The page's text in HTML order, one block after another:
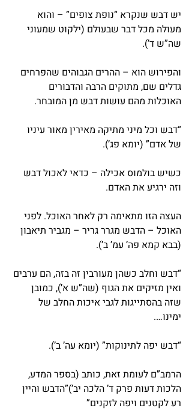
יש דבש שנקרא “נופת צופים” – והוא
מעולה מכל דבר שבעולם (ילקוט שמעוני
שה”ש ד’).
והפירוש הוא – ההרים הגבוהים שהפרחים
גדלים שם, מתוקים הרבה והדבורים
האוכלות מהם עושות דבש מן המובחר.
“דבש וכל מיני מתיקה מאירין מאור עיניו
של אדם” (יומא פג’).
כשיש בולמוס אכילה – כדאי לאכול דבש
וזה ירגיע את האדם.
העצה הזו מתאימה רק לאחר האוכל. לפני
האוכל – הדבש מגרר גריר – מגביר תיאבון
(בבא קמא פה’ עמ’ ב’).
“דבש וחלב כשהן מעורבין זה בזה, הם ערבים
ואין מזיקים את הגוף (שה”ש א’), כמובן
שזה בהסתייגות לגבי איכות החלב של
ימינו….
“דבש יפה לתינוקות” (יומא עה’ ב’).
הרמב”ם לעומת זאת, כותב (בספר המדע,
הלכות דעות פרק ד’ הלכה יב’)”הדבש והיין
רע לקטנים ויפה לזקנים”